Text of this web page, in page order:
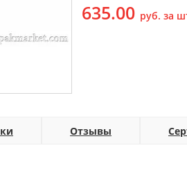
635.00 руб. за
Отзывы